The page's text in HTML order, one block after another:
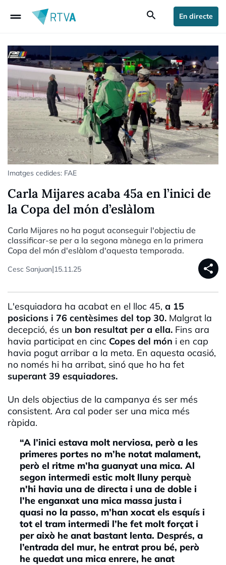
drag_handle search En directe
Imatges cedides: FAE
Carla Mijares acaba 45a en l’inici de
la Copa del món d’eslàlom
Carla Mijares no ha pogut aconseguir l'objectiu de
classificar-se per a la segona mànega en la primera
Copa del món d'eslàlom d'aquesta temporada.
Cesc Sanjuan|15.11.25 share
L'esquiadora ha acabat en el lloc 45, a 15
posicions i 76 centèsimes del top 30. Malgrat la
decepció, és un bon resultat per a ella. Fins ara
havia participat en cinc Copes del món i en cap
havia pogut arribar a la meta. En aquesta ocasió,
no només hi ha arribat, sinó que ho ha fet
superant 39 esquiadores.
Un dels objectius de la campanya és ser més
consistent. Ara cal poder ser una mica més
ràpida.
“A l’inici estava molt nerviosa, però a les
primeres portes no m’he notat malament,
però el ritme m’ha guanyat una mica. Al
segon intermedi estic molt lluny perquè
n'hi havia una de directa i una de doble i
l’he enganxat una mica massa justa i
quasi no la passo, m’han xocat els esquís i
tot el tram intermedi l’he fet molt forçat i
per això he anat bastant lenta. Després, a
l’entrada del mur, he entrat prou bé, però
he quedat una mica enrere, he anat